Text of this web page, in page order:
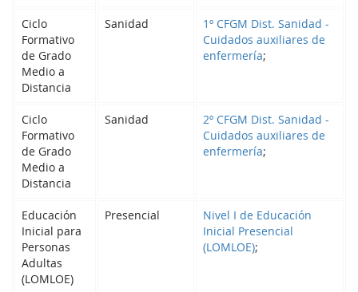
Ciclo
Formativo
de Grado
Medio a
Distancia
Sanidad
1º CFGM Dist. Sanidad -
Cuidados auxiliares de
enfermería;
Ciclo
Formativo
de Grado
Medio a
Distancia
Sanidad
2º CFGM Dist. Sanidad -
Cuidados auxiliares de
enfermería;
Educación
Inicial para
Personas
Adultas
(LOMLOE)
Presencial
Nivel I de Educación
Inicial Presencial
(LOMLOE);